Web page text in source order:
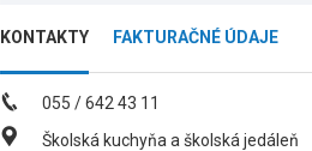
KONTAKTY FAKTURAČNÉ ÚDAJE
055 / 642 43 11
Školská kuchyňa a školská jedáleň